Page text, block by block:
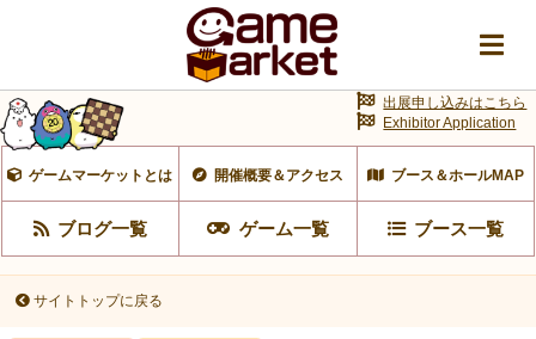
ゲームマーケットとは 開催概要＆アクセス ブース＆ホールMAP
ブログ一覧 ゲーム一覧 ブース一覧
出展申し込みはこちら
Exhibitor Application
サイトトップに戻る